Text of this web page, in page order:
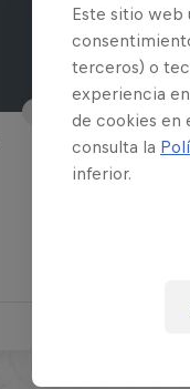
Este sitio web
terceros) o
experiencia
de cookies en
consulta la
inferior.